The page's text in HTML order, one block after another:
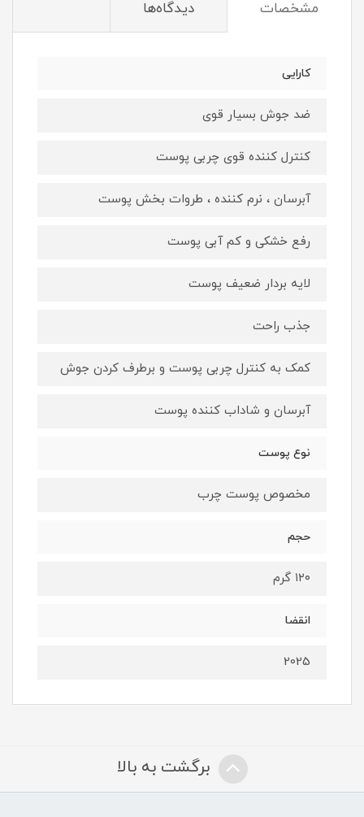
مشخصات دیدگاه‌ها
کارایی
ضد جوش بسیار قوی
کنترل کننده قوی چربی پوست
آبرسان ، نرم کننده ، طروات بخش پوست
رفع خشکی و کم آبی پوست
لایه بردار ضعیف پوست
جذب راحت
کمک به کنترل چربی پوست و برطرف کردن جوش
آبرسان و شاداب کننده پوست
نوع پوست
مخصوص پوست چرب
حجم
۱۲۰ گرم
انقضا
2025
برگشت به بالا